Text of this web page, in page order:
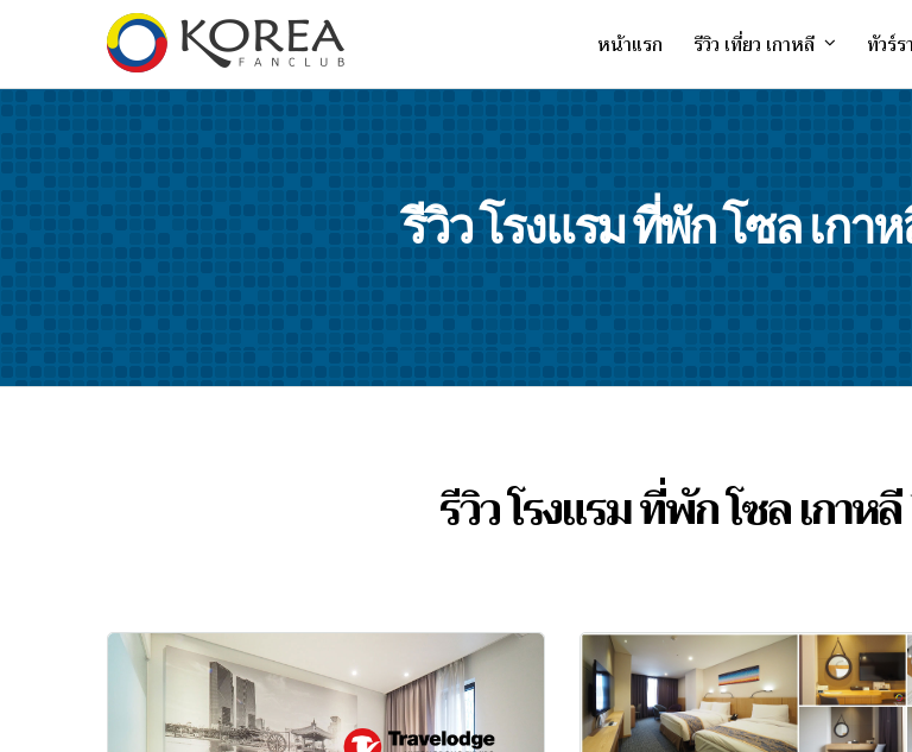
หน้าแรก รีวิว เที่ยว เกาหลี ทัวร์
รีวิว โรงแรม ที่พัก โซล เกา
รีวิว โรงแรม ที่พัก โซล เกาห